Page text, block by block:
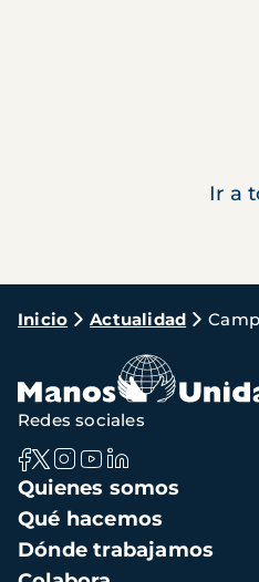
Ir a
Ruta
navegación
Inicio Actualidad
Navegación
principal
Quienes somos
Qué hacemos
Dónde trabajamos
Redes sociales